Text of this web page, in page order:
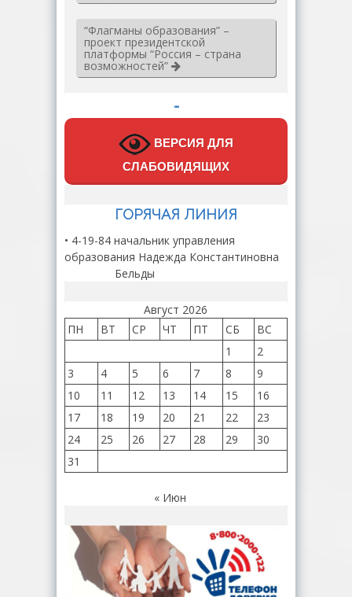
“Флагманы образования” –
проект президентской
платформы “Россия – страна
возможностей”
…
ВЕРСИЯ ДЛЯ
СЛАБОВИДЯЩИХ
ГОРЯЧАЯ ЛИНИЯ
• 4-19-84 начальник управления
образования Надежда Константиновна
Бельды
Август 2026
ПН
ВТ СР ЧТ ПТ СБ
ВС
1
2
3
4 5 6 7 8
9
10
11 12 13 14 15
16
17
18 19 20 21 22
23
24
25 26 27 28 29
30
31
« Июн